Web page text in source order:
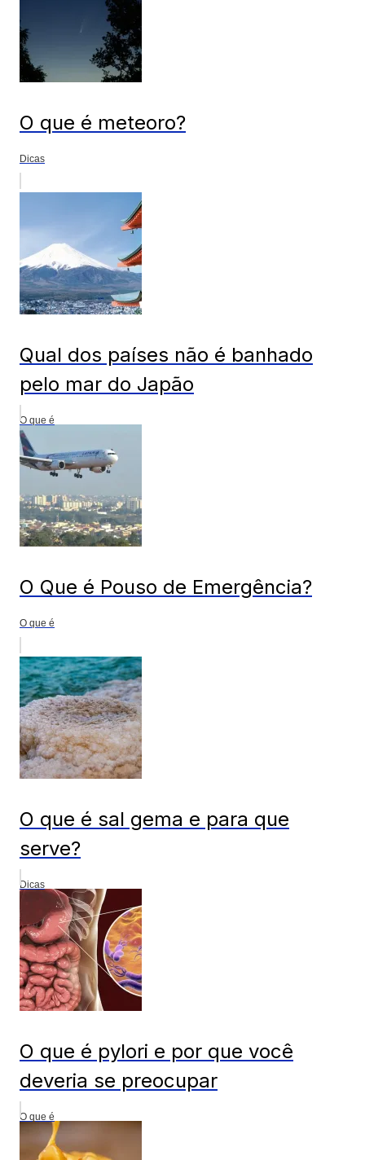
O que é meteoro?
Dicas
Qual dos países não é banhado
pelo mar do Japão
O que é
O Que é Pouso de Emergência?
O que é
O que é sal gema e para que
serve?
Dicas
O que é pylori e por que você
deveria se preocupar
O que é